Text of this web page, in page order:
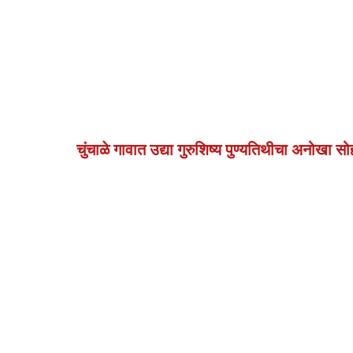
चुंचाळे गावात उद्या गुरुशिष्य पुण्यतिथीचा अनोखा